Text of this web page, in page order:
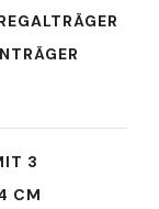
3
CM